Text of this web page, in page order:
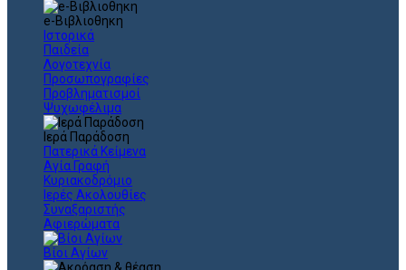
e-Βιβλιοθηκη
Ιστορικά
Παιδεία
Λογοτεχνία
Προσωπογραφίες
Προβληματισμοί
Ψυχωφέλιμα
Ιερά Παράδοση
Πατερικά Κείμενα
Αγία Γραφή
Κυριακοδρόμιο
Ιερές Ακολουθίες
Συναξαριστής
Αφιερώματα
Βίοι Αγίων